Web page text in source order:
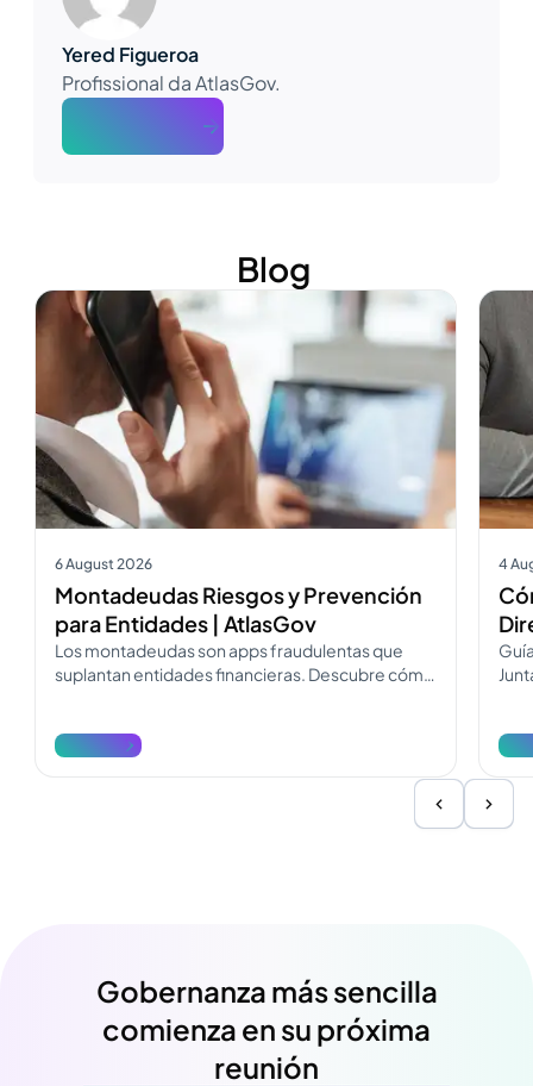
Yered Figueroa
Profissional da AtlasGov.
Blog
Ver más
6 August 2026
Montadeudas Riesgos y Prevención
para Entidades | AtlasGov
Los montadeudas son apps fraudulentas que
suplantan entidades financieras. Descubre cómo
Ver más
Ver
4
Ver
Gobernanza más sencilla
comienza en su próxima
reunión